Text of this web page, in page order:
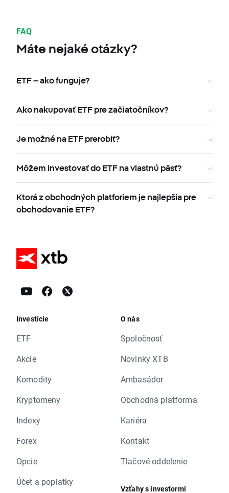
FAQ
Máte nejaké otázky?
ETF – ako funguje?
Ako nakupovať ETF pre začiatočníkov?
Je možné na ETF prerobiť?
Môžem investovať do ETF na vlastnú päsť?
Ktorá z obchodných platforiem je najlepšia pre
obchodovanie ETF?
Investície
ETF
Akcie
Komodity
Kryptomeny
Indexy
Forex
Opcie
Účet a poplatky
O nás
Spoločnosť
Novinky XTB
Ambasádor
Obchodná platforma
Kariéra
Kontakt
Tlačové oddelenie
Vzťahy s investormi